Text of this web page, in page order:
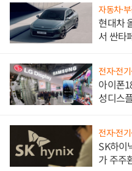
자동차·
현대차
서 싼타
전자·전
아이폰
성디스
전자·전
SK하이
가 주주